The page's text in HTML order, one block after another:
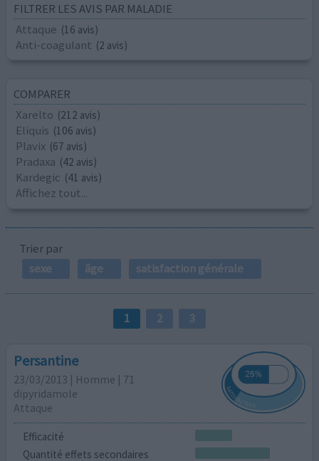
FILTRER LES AVIS PAR MALADIE
Attaque (16 avis)
Anti-coagulant (2 avis)
COMPARER
Xarelto (212 avis)
Eliquis (106 avis)
Plavix (67 avis)
Pradaxa (42 avis)
Kardegic (41 avis)
Affichez tout...
Trier par
sexe
âge satisfaction générale
1 2 3
Persantine
23/03/2013 | Homme | 71
dipyridamole
Attaque
Efficacité
Quantité effets secondaires